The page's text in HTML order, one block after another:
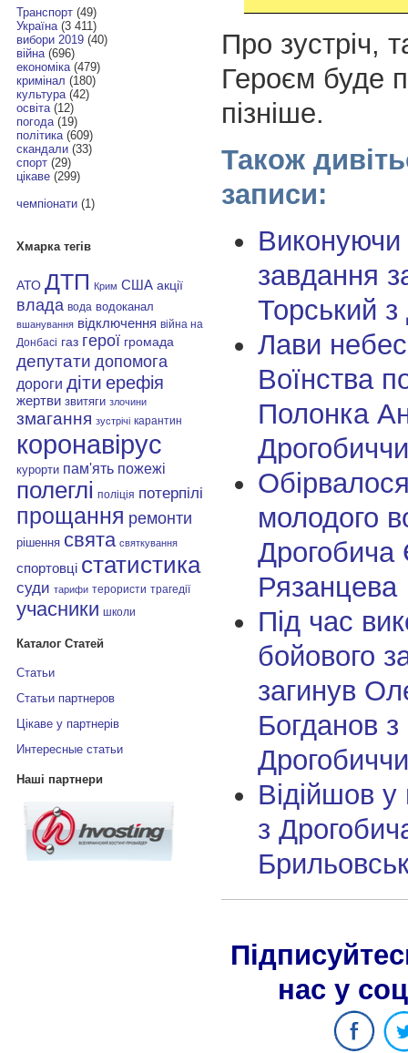
Транспорт(49)
Україна(3 411)
вибори 2019(40)
війна(696)
економіка(479)
кримінал (180)
культура(42)
освіта(12)
погода(19)
політика(609)
скандали(33)
спорт(29)
цікаве(299)
чемпіонати(1)
Хмарка тегів
АТО ДТП Крим США акції
влада вода водоканал
вшанування відключення війна на
Донбасі газ герої громада
депутати допомога
дороги діти ерефія
жертви звитяги злочини
змагання зустрічі карантин
коронавірус
курорти пам'ять пожежі
полеглі поліція потерпілі
прощання ремонти
рішення свята святкування
спортовці статистика
суди тарифи терористи трагедії
учасники школи
Каталог Статей
Статьи
Статьи партнеров
Цікаве у партнерів
Интересные статьи
Наші партнери
Про зустріч,
Героєм буде
пізніше.
Також
записи:
завдання
Торський
Лави
Воїнства
Полонка
молодого
Дрогобича
Рязанцева
Під час
бойового
загинув
Богданов з
Відійшов у
з
нас у